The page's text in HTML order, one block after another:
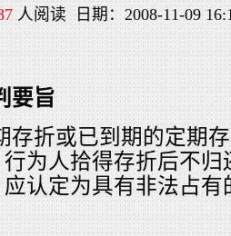
人阅读 日期：2008-11-09
要旨
存折或已到期的定期
为人拾得存折后不
认定为具有非法占